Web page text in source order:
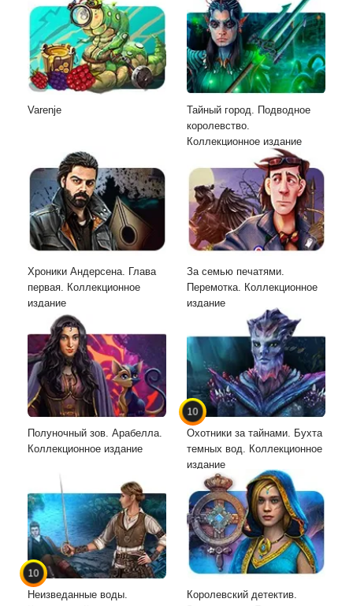
Varenje
Тайный город. Подводное
королевство.
Коллекционное издание
Хроники Андерсена. Глава
первая. Коллекционное
издание
За семью печатями.
Перемотка. Коллекционное
издание
Полуночный зов. Арабелла.
Коллекционное издание
10
Охотники за тайнами. Бухта
темных вод. Коллекционное
издание
10
Неизведанные воды.
Королевский детектив.